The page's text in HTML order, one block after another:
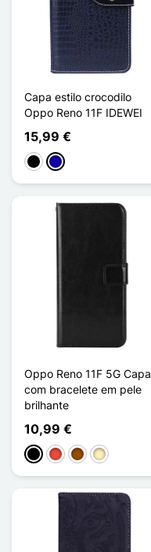
Capa estilo crocodilo
Oppo Reno 11F IDEWEI
15,99 €
PretoAzul Escuro
Oppo Reno 11F 5G Capa
com bracelete em pele
brilhante
10,99 €
PretoVermelho
Castanho
Ouro